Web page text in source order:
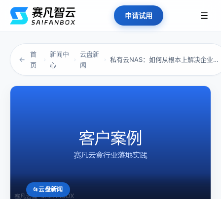
申请试用 ☰
←
首
页
›
新闻中
心
›
云盘新
闻
› 私有云NAS：如何从根本上解决企业数据安全与...
云盘新闻